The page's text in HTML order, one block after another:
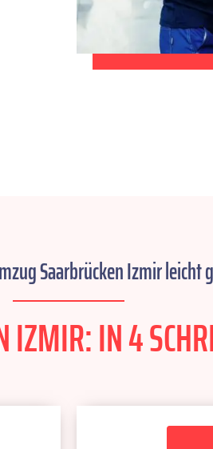
Saarbrücken Izmir leicht
IZMIR: IN 4